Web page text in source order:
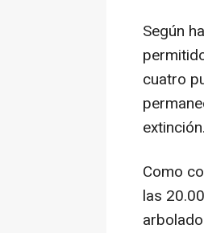
Según
cuatro
Como
las